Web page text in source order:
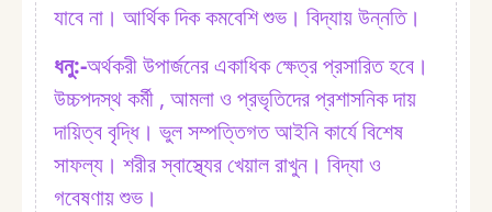
যাবে না। আর্থিক দিক কমবেশি শুভ। বিদ্যায় উন্নতি।
ধনু:⁠-অর্থকরী উপার্জনের একাধিক ক্ষেত্র প্রসারিত হবে।
উচ্চপদস্থ কর্মী , আমলা ও প্রভৃতিদের প্রশাসনিক দায়
দায়িত্ব বৃদ্ধি। ভুল সম্পত্তিগত আইনি কার্যে বিশেষ
সাফল্য। শরীর স্বাস্থ্যের খেয়াল রাখুন। বিদ্যা ও
গবেষণায় শুভ।